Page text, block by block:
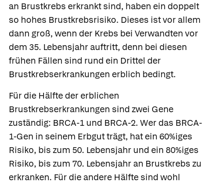
an Brustkrebs erkrankt sind, haben ein doppelt
so hohes Brustkrebsrisiko. Dieses ist vor allem
dann groß, wenn der Krebs bei Verwandten vor
dem 35. Lebensjahr auftritt, denn bei diesen
frühen Fällen sind rund ein Drittel der
Brustkrebserkrankungen erblich bedingt.
Für die Hälfte der erblichen
Brustkrebserkrankungen sind zwei Gene
zuständig: BRCA-1 und BRCA-2. Wer das BRCA-
1-Gen in seinem Erbgut trägt, hat ein 60%iges
Risiko, bis zum 50. Lebensjahr und ein 80%iges
Risiko, bis zum 70. Lebensjahr an Brustkrebs zu
erkranken. Für die andere Hälfte sind wohl